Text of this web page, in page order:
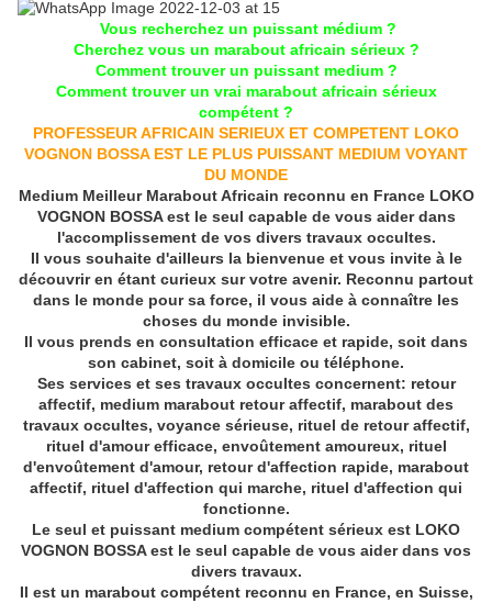
Vous recherchez un puissant médium ?
Cherchez vous un marabout africain sérieux ?
Comment trouver un puissant medium ?
Comment trouver un vrai marabout africain sérieux
compétent ?
PROFESSEUR AFRICAIN SERIEUX ET COMPETENT LOKO
VOGNON BOSSA EST LE PLUS PUISSANT MEDIUM VOYANT
DU MONDE
Medium Meilleur Marabout Africain reconnu en France LOKO
VOGNON BOSSA est le seul capable de vous aider dans
l'accomplissement de vos divers travaux occultes.
Il vous souhaite d'ailleurs la bienvenue et vous invite à le
découvrir en étant curieux sur votre avenir. Reconnu partout
dans le monde pour sa force, il vous aide à connaître les
choses du monde invisible.
Il vous prends en consultation efficace et rapide, soit dans
son cabinet, soit à domicile ou téléphone.
Ses services et ses travaux occultes concernent: retour
affectif, medium marabout retour affectif, marabout des
travaux occultes, voyance sérieuse, rituel de retour affectif,
rituel d'amour efficace, envoûtement amoureux, rituel
d'envoûtement d'amour, retour d'affection rapide, marabout
affectif, rituel d'affection qui marche, rituel d'affection qui
fonctionne.
Le seul et puissant medium compétent sérieux est LOKO
VOGNON BOSSA est le seul capable de vous aider dans vos
divers travaux.
Il est un marabout compétent reconnu en France, en Suisse,